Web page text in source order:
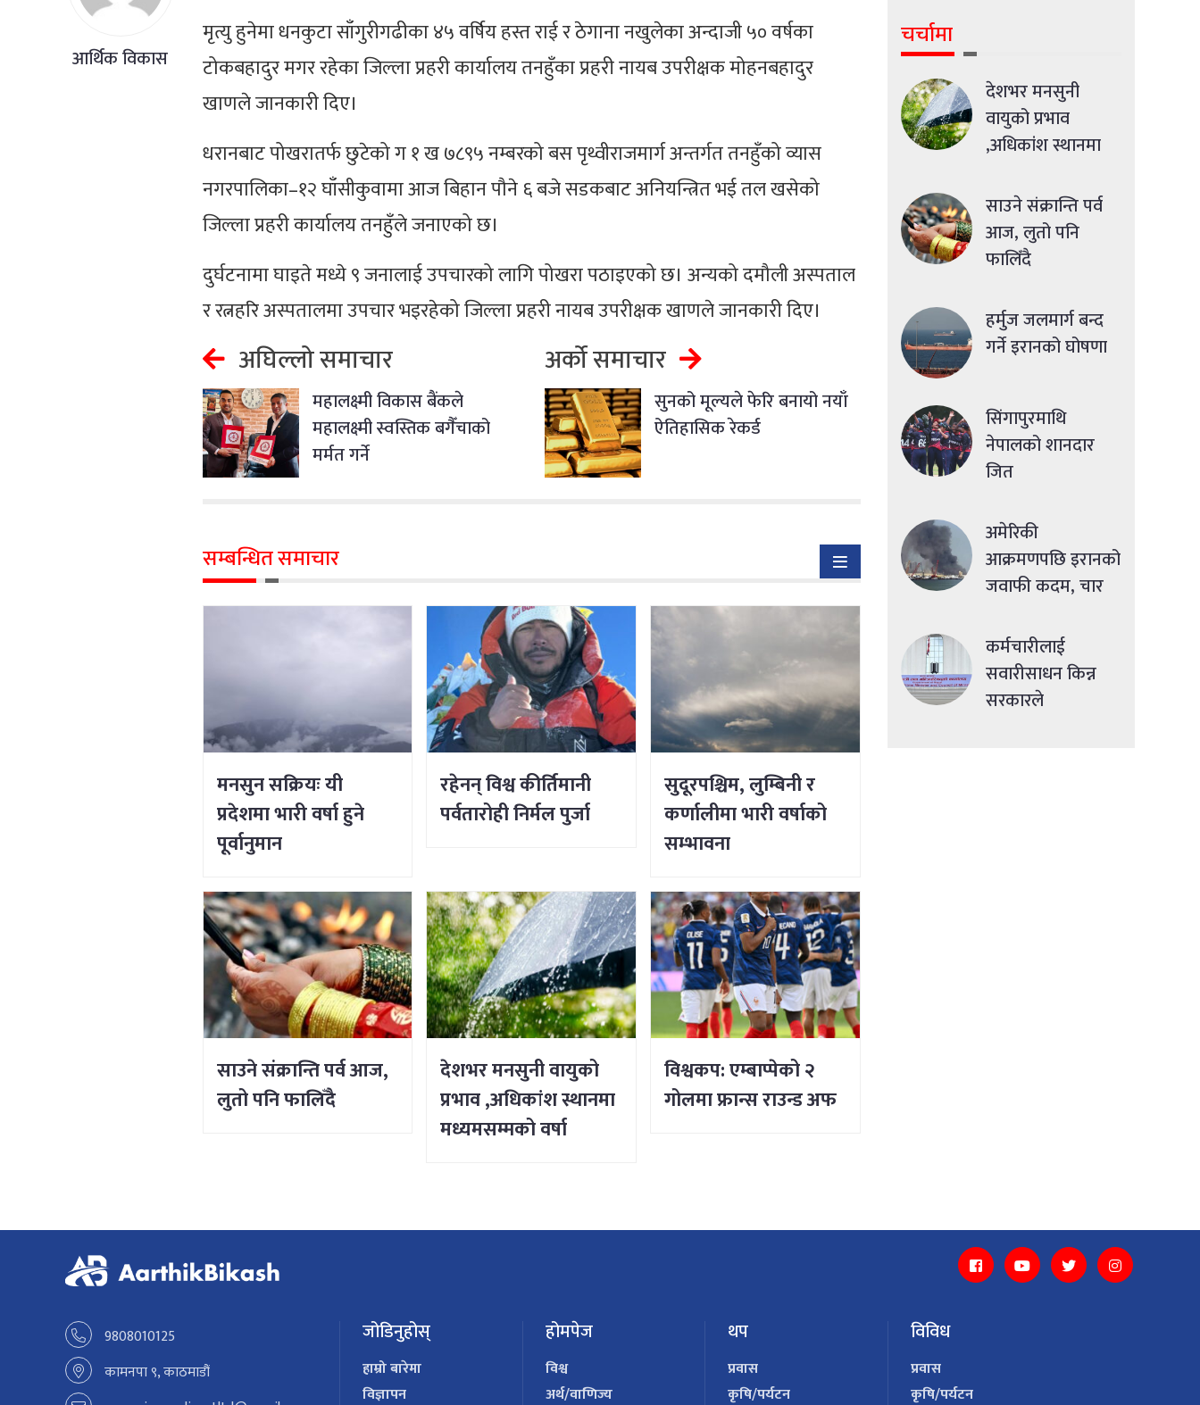
आर्थिक विकास
मृत्यु हुनेमा धनकुटा साँगुरीगढीका ४५ वर्षिय हस्त राई र ठेगाना नखुलेका अन्दाजी ५० वर्षका
टोकबहादुर मगर रहेका जिल्ला प्रहरी कार्यालय तनहुँका प्रहरी नायब उपरीक्षक मोहनबहादुर
खाणले जानकारी दिए।
धरानबाट पोखरातर्फ छुटेको ग १ ख ७८९५ नम्बरको बस पृथ्वीराजमार्ग अन्तर्गत तनहुँको व्यास
नगरपालिका–१२ घाँसीकुवामा आज बिहान पौने ६ बजे सडकबाट अनियन्त्रित भई तल खसेको
जिल्ला प्रहरी कार्यालय तनहुँले जनाएको छ।
दुर्घटनामा घाइते मध्ये ९ जनालाई उपचारको लागि पोखरा पठाइएको छ। अन्यको दमौली अस्पताल
र रत्नहरि अस्पतालमा उपचार भइरहेको जिल्ला प्रहरी नायब उपरीक्षक खाणले जानकारी दिए।
अघिल्लो समाचार
महालक्ष्मी विकास बैंकले
महालक्ष्मी स्वस्तिक बगैँचाको
मर्मत गर्ने
अर्को समाचार
सुनको मूल्यले फेरि बनायो नयाँ
ऐतिहासिक रेकर्ड
सम्बन्धित समाचार
मनसुन सक्रियः यी
प्रदेशमा भारी वर्षा हुने
पूर्वानुमान
रहेनन् विश्व कीर्तिमानी
पर्वतारोही निर्मल पुर्जा
सुदूरपश्चिम, लुम्बिनी र
कर्णालीमा भारी वर्षाको
सम्भावना
साउने संक्रान्ति पर्व आज,
लुतो पनि फालिँदै
देशभर मनसुनी वायुको
प्रभाव ,अधिकांश स्थानमा
मध्यमसम्मको वर्षा
विश्वकप: एम्बाप्पेको २
गोलमा फ्रान्स राउन्ड अफ
चर्चामा
देशभर मनसुनी
वायुको प्रभाव
,अधिकांश स्थानमा
साउने संक्रान्ति पर्व
आज, लुतो पनि
फालिँदै
हर्मुज जलमार्ग बन्द
गर्ने इरानको घोषणा
सिंगापुरमाथि
नेपालको शानदार
जित
अमेरिकी
आक्रमणपछि इरानको
जवाफी कदम, चार
कर्मचारीलाई
सवारीसाधन किन्न
सरकारले
9808010125
कामनपा ९, काठमाडौं
जोडिनुहोस्
हाम्रो बारेमा
विज्ञापन
होमपेज
विश्व
अर्थ/वाणिज्य
थप
प्रवास
कृषि/पर्यटन
विविध
प्रवास
कृषि/पर्यटन